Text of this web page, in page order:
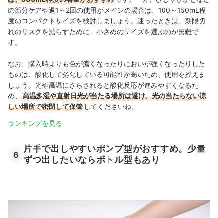
の部分ケアや週1～2回の使用がメインの場合は、100～150mL程
度のコンパクトサイズを検討しましょう。迷ったときは、期限切
れのリスクを減らすために、小さめのサイズを選ぶのが無難で
す。
なお、購入時よりも色が濃くなったりにおいが強くなったりした
ものは、酸化して劣化している可能性が高いため、使用を控えま
しょう。光や高温にさらされると酸化反応が進みやすくなるた
め、
高温多湿や直射日光が当たる場所は避け、光の当たらない涼
しい場所で密閉して保管 してくださいね。
ランキングを見る
6
片手で出しやすいポンプ型がおすすめ。少量
ずつ出したいならボトル型もあり